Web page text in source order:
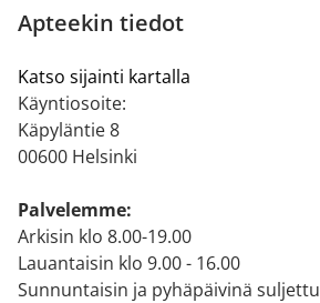
Apteekin tiedot
Katso sijainti kartalla
Käyntiosoite:
Käpyläntie 8
00600 Helsinki
Palvelemme:
Arkisin klo 8.00-19.00
Lauantaisin klo 9.00 - 16.00
Sunnuntaisin ja pyhäpäivinä suljettu